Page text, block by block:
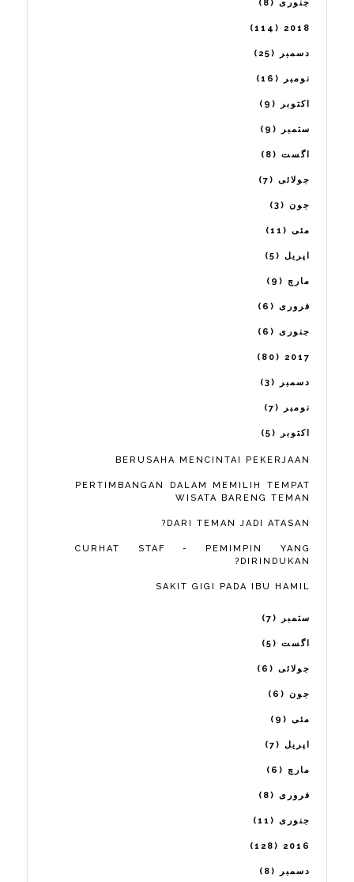
جنوری 8
2018
114
دسمبر 25
نومبر 16
اکتوبر 9
ستمبر 9
اگست 8
جولائی 7
جون 3
مئی 11
اپریل 5
مارچ 9
فروری 6
جنوری 6
2017
80
دسمبر 3
نومبر 7
اکتوبر 5
BERUSAHA MENCINTAI PEKERJAAN
PERTIMBANGAN DALAM MEMILIH TEMPAT
WISATA BARENG TEMAN
DARI TEMAN JADI ATASAN?
CURHAT STAF - PEMIMPIN YANG
DIRINDUKAN?
SAKIT GIGI PADA IBU HAMIL
ستمبر 7
اگست 5
جولائی 6
جون 6
مئی 9
اپریل 7
مارچ 6
فروری 8
جنوری 11
2016
128
دسمبر 8